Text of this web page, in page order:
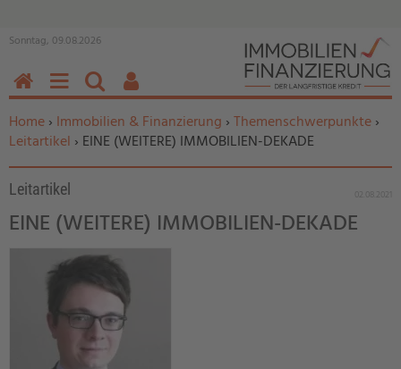
Sonntag, 09.08.2026
Sie befinden sich hier:
Home› Immobilien & Finanzierung ›Themenschwerpunkte›
Leitartikel › EINE (WEITERE) IMMOBILIEN-DEKADE
Leitartikel
EINE (WEITERE) IMMOBILIEN-DEKADE
HOMEMENÜSUCHEN
BENUTZERFUNKTIONEN